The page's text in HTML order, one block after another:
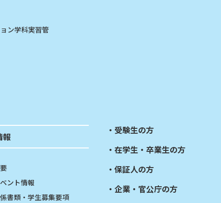
ン学科実習管
報
ント情報
書類・学生募集要項
受験生の方
在学生・卒業生の方
保証人の方
企業・官公庁の方